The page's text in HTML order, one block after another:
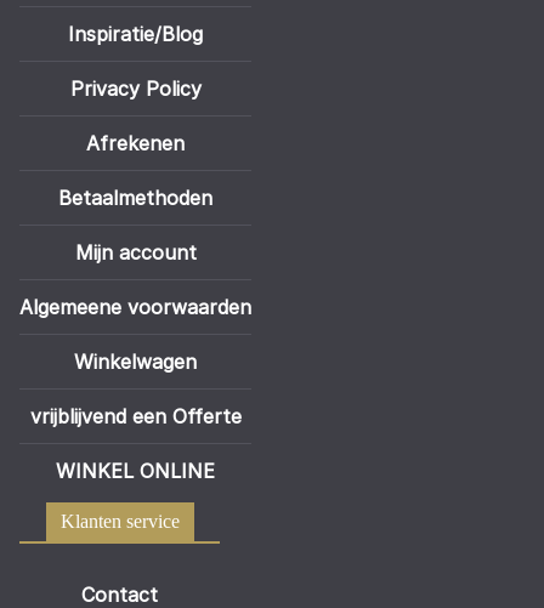
Inspiratie/Blog
Privacy Policy
Afrekenen
Betaalmethoden
Mijn account
Algemeene voorwaarden
Winkelwagen
vrijblijvend een Offerte
WINKEL ONLINE
Klanten service
Contact